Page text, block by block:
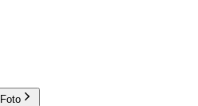
Foto